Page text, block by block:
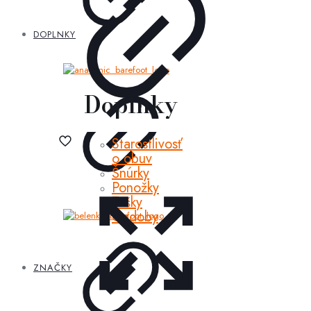
DOPLNKY
Doplnky
Starostlivosť
o obuv
Šnúrky
Ponožky
Tašky
Ozdoby
ZNAČKY